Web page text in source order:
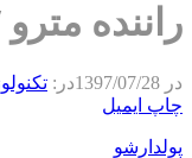
راننده
در 1397/07/28در:
چاپ ایمیل
پولدارشو